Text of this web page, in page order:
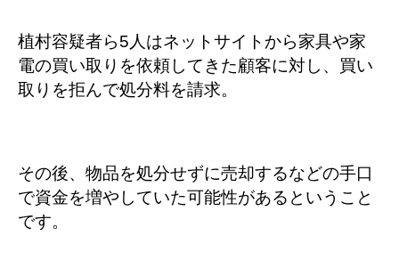
植村容疑者ら5人はネットサイトから家具や家
電の買い取りを依頼してきた顧客に対し、買い
取りを拒んで処分料を請求。
その後、物品を処分せずに売却するなどの手口
で資金を増やしていた可能性があるということ
です。